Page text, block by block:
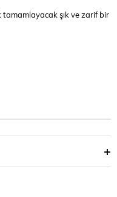
tamamlayacak şık ve zarif bir